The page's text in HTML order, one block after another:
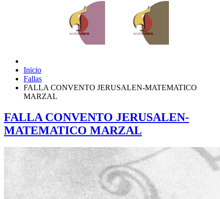
Inicio
Fallas
FALLA CONVENTO JERUSALEN-MATEMATICO
MARZAL
FALLA CONVENTO JERUSALEN-
MATEMATICO MARZAL